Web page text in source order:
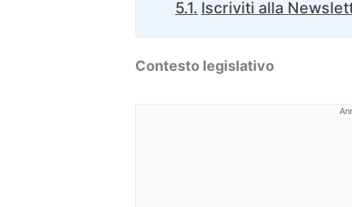
Iscriviti alla
Contesto legislativo